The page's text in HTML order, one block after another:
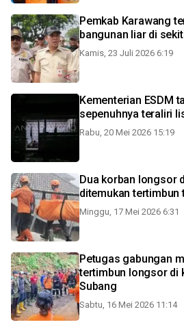
Pemkab Karawang
bangunan liar di
Kamis, 23 Juli 2026 6:19
Kementerian ESDM
sepenuhnya teraliri
Rabu, 20 Mei 2026 15:19
Dua korban longsor
ditemukan tertimbun
Minggu, 17 Mei 2026 6:31
Petugas gabungan
tertimbun longsor di
Subang
Sabtu, 16 Mei 2026 11:14